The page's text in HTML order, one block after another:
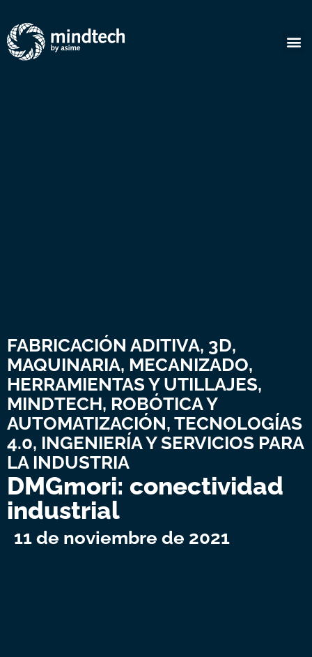
FABRICACIÓN ADITIVA, 3D,
MAQUINARIA, MECANIZADO,
HERRAMIENTAS Y UTILLAJES,
MINDTECH, ROBÓTICA Y
AUTOMATIZACIÓN, TECNOLOGÍAS
4.0, INGENIERÍA Y SERVICIOS PARA
LA INDUSTRIA
DMGmori: conectividad
industrial
11 de noviembre de 2021